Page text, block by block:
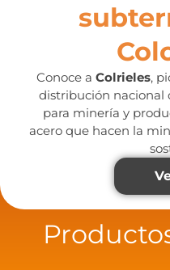
Conoce a Colrieles,
distribución nacional
para minería y
acero que hacen la